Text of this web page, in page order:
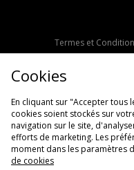
Termes et
Politique d'avis en
Cookies
En cliquant sur "Accepter tous
cookies soient stockés sur
navigation sur le site,
efforts de marketing. Les
moment dans les paramètres
de cookies